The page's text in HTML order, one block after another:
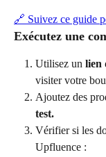
🔗 Suivez ce guide
Exécutez une
Utilisez un lien
visiter votre
Ajoutez des
test.
Vérifier si les
Upfluence :